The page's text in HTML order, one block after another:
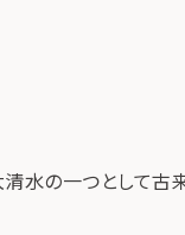
水の一つとして古